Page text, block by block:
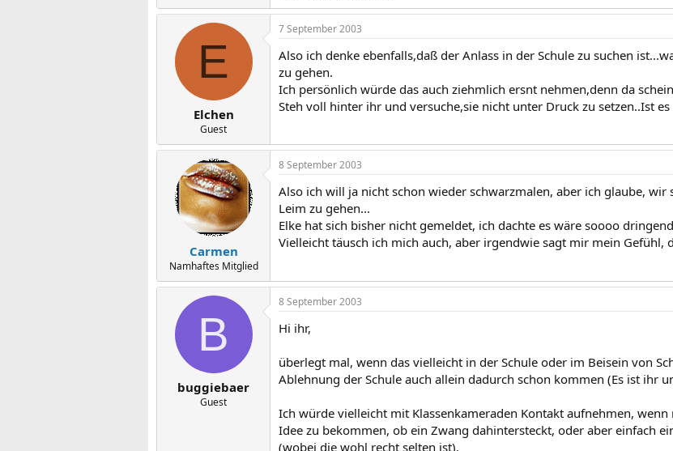
E
Elchen
Guest
7 September 2003
Also ich denke ebenfalls,daß der Anlass in der Schule zu suchen
zu gehen.
Ich persönlich würde das auch ziehmlich ersnt nehmen,denn da
Steh voll hinter ihr und versuche,sie nicht unter Druck zu setzen..Ist
Carmen
Namhaftes Mitglied
8 September 2003
Also ich will ja nicht schon wieder schwarzmalen, aber ich glaube,
Leim zu gehen...
Elke hat sich bisher nicht gemeldet, ich dachte es wäre soooo
Vielleicht täusch ich mich auch, aber irgendwie sagt mir mein Gefühl,
B
buggiebaer
Guest
8 September 2003
Hi ihr,
überlegt mal, wenn das vielleicht in der Schule oder im Beisein von
Ablehnung der Schule auch allein dadurch schon kommen (Es ist ihr
Ich würde vielleicht mit Klassenkameraden Kontakt aufnehmen,
Idee zu bekommen, ob ein Zwang dahintersteckt, oder aber einfach
(wobei die wohl recht selten ist).